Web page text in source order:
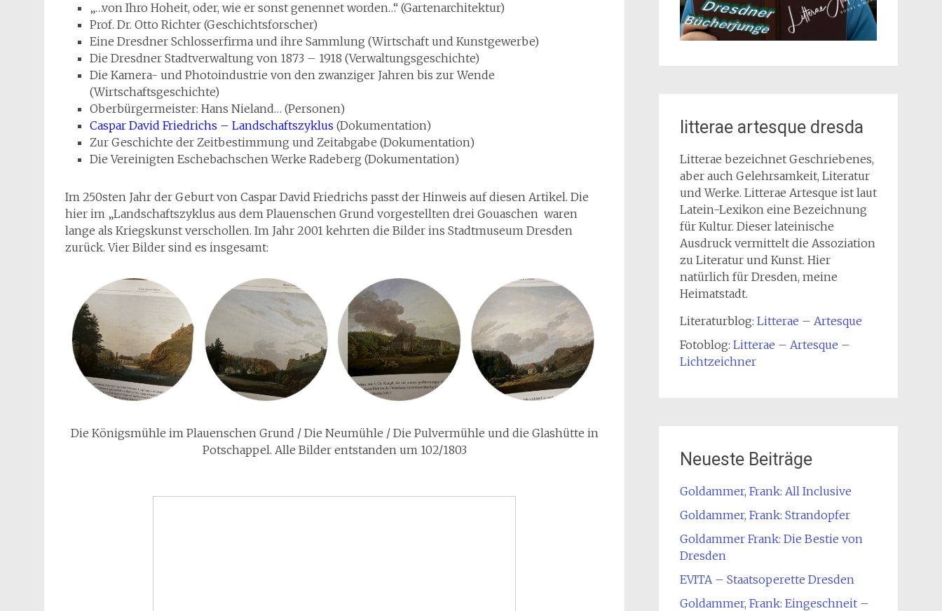
„…von Ihro Hoheit, oder, wie er sonst genennet worden…“ (Gartenarchitektur)
Prof. Dr. Otto Richter (Geschichtsforscher)
Eine Dresdner Schlosserfirma und ihre Sammlung (Wirtschaft und Kunstgewerbe)
Die Dresdner Stadtverwaltung von 1873 – 1918 (Verwaltungsgeschichte)
Die Kamera- und Photoindustrie von den zwanziger Jahren bis zur Wende
(Wirtschaftsgeschichte)
Oberbürgermeister: Hans Nieland… (Personen)
Caspar David Friedrichs – Landschaftszyklus (Dokumentation)
Zur Geschichte der Zeitbestimmung und Zeitabgabe (Dokumentation)
Die Vereinigten Eschebachschen Werke Radeberg (Dokumentation)
Im 250sten Jahr der Geburt von Caspar David Friedrichs passt der Hinweis auf diesen Artikel. Die
hier im „Landschaftszyklus aus dem Plauenschen Grund vorgestellten drei Gouaschen waren
lange als Kriegskunst verschollen. Im Jahr 2001 kehrten die Bilder ins Stadtmuseum Dresden
zurück. Vier Bilder sind es insgesamt:
Die Königsmühle im Plauenschen Grund / Die Neumühle / Die Pulvermühle und die Glashütte in
Potschappel. Alle Bilder entstanden um 102/1803
litterae artesque dresda
Litterae bezeichnet Geschriebenes,
aber auch Gelehrsamkeit, Literatur
und Werke. Litterae Artesque ist laut
Latein-Lexikon eine Bezeichnung
für Kultur. Dieser lateinische
Ausdruck vermittelt die Assoziation
zu Literatur und Kunst. Hier
natürlich für Dresden, meine
Heimatstadt.
Literaturblog: Litterae – Artesque
Fotoblog: Litterae – Artesque –
Lichtzeichner
Neueste Beiträge
Goldammer, Frank: All Inclusive
Goldammer, Frank: Strandopfer
Goldammer Frank: Die Bestie von
Dresden
EVITA – Staatsoperette Dresden
Goldammer, Frank: Eingeschneit –